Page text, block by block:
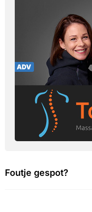
Foutje gespot?